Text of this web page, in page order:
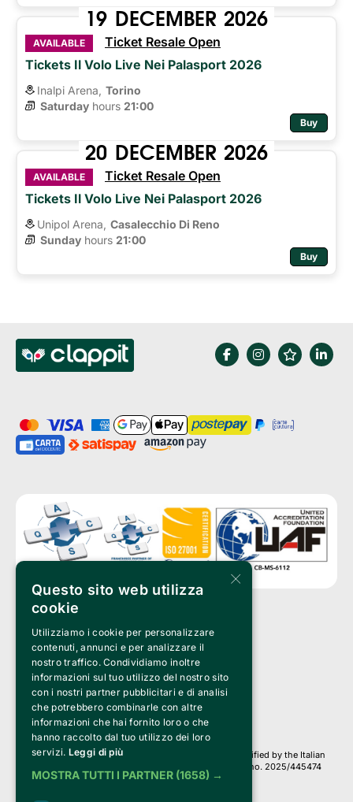
19 DECEMBER 2026
AVAILABLE
Ticket Resale Open
Tickets Il Volo Live Nei Palasport 2026
Inalpi Arena, Torino
Saturday hours 21:00
Buy
20 DECEMBER 2026
AVAILABLE
Ticket Resale Open
Tickets Il Volo Live Nei Palasport 2026
Unipol Arena, Casalecchio Di Reno
Sunday hours 21:00
Buy
Clappit is a trademark of:
Bemils Srl
a Socio Unico
Via Fosse Ardeatine, 4 -20092 Cinisello Balsamo (MI)
PI 05589050961
Iscr. C.C.I.A.A. Milano R.E.A. 1833471
© 2010-2025 Bemils Srl - All rights reserved
Credits:
Clappit is based on the Belive 6.2 ticketing platform, certified by the Italian
Revenue Agency (Agenzia delle Entrate) under protocol no. 2025/445474
dated November 6, 2025.
×
Questo sito web utilizza
cookie
Utilizziamo i cookie per personalizzare
contenuti, annunci e per analizzare il
nostro traffico. Condividiamo inoltre
informazioni sul tuo utilizzo del nostro sito
con i nostri partner pubblicitari e di analisi
che potrebbero combinarle con altre
informazioni che hai fornito loro o che
hanno raccolto dal tuo utilizzo dei loro
servizi. Leggi di più
MOSTRA TUTTI I PARTNER (1658) →